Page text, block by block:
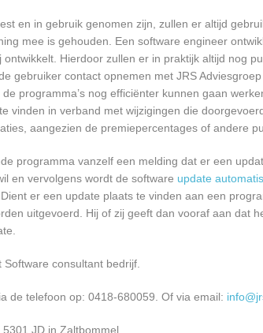
en in gebruik genomen zijn, zullen er altijd
mee is gehouden. Een software engineer
Hierdoor zullen er in praktijk altijd nog
gebruiker contact opnemen met JRS
programma’s nog efficiënter kunnen gaan
vinden in verband met wijzigingen die
aangezien de premiepercentages of andere
programma vanzelf een melding dat er een
en vervolgens wordt de software update
er een update plaats te vinden aan een
uitgevoerd. Hij of zij geeft dan vooraf aan dat
consultant bedrijf.
de telefoon op: 0418-680059. Of via email:
JD in Zaltbommel.